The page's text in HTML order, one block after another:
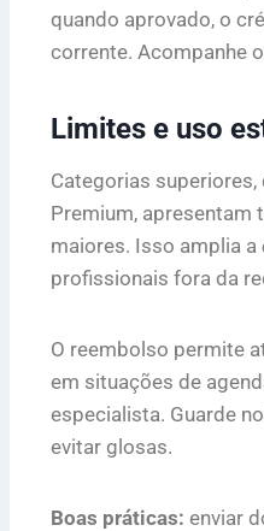
quando aprovado, o
corrente. Acompanhe
Limites e uso
Categorias
Premium, apresentam
maiores. Isso amplia a
profissionais fora da
O reembolso permite
em situações de
especialista. Guarde
evitar glosas.
Boas práticas: enviar